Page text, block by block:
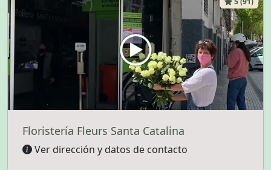
Floristería Fleurs Santa Catalina
Ver dirección y datos de contacto